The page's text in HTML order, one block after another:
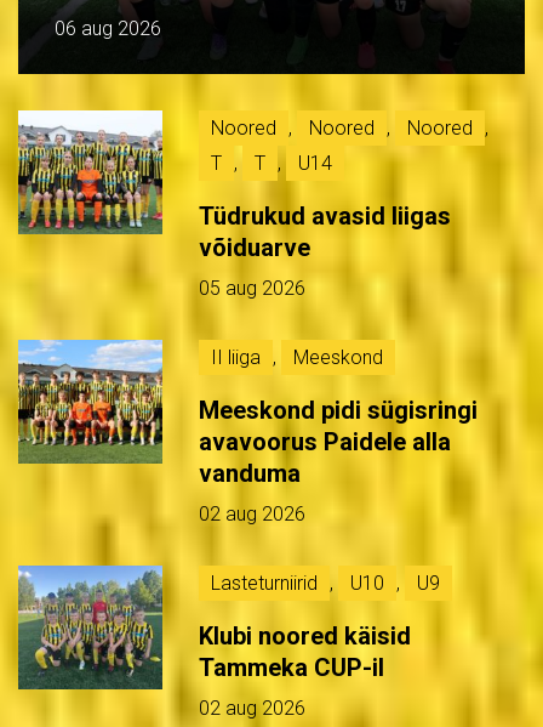
06 aug 2026
Noored , Noored , Noored
,
T , T , U14
Tüdrukud avasid liigas
võiduarve
05 aug 2026
II liiga , Meeskond
Meeskond pidi sügisringi
avavoorus Paidele alla
vanduma
02 aug 2026
Lasteturniirid , U10 , U9
Klubi noored käisid
Tammeka CUP-il
02 aug 2026